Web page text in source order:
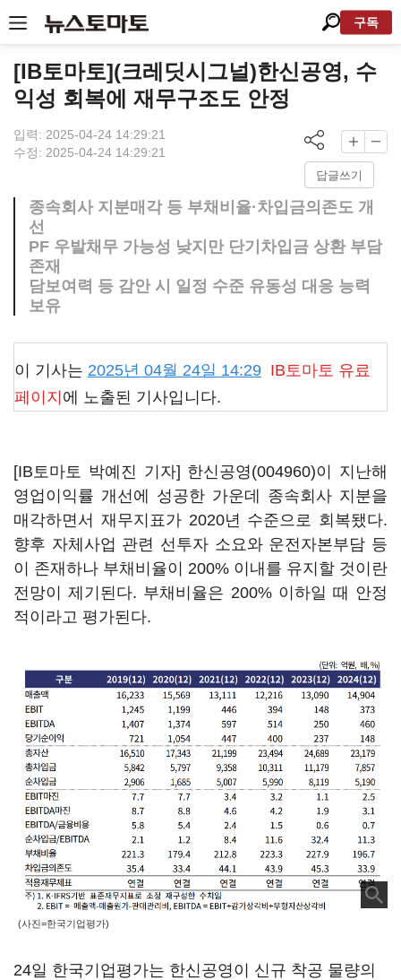
구독
[IB토마토](크레딧시그널)한신공영, 수
익성 회복에 재무구조도 안정
입력: 2025-04-24 14:29:21
수정: 2025-04-24 14:29:21
답글쓰기
종속회사 지분매각 등 부채비율·차입금의존도 개
선
PF 우발채무 가능성 낮지만 단기차입금 상환 부담
존재
담보여력 등 감안 시 일정 수준 유동성 대응 능력
보유
이 기사는 2025년 04월 24일 14:29 IB토마토 유료
페이지 에 노출된 기사입니다.
[IB토마토 박예진 기자] 한신공영(004960)이 지난해
영업이익률 개선에 성공한 가운데 종속회사 지분을
매각하면서 재무지표가 2020년 수준으로 회복됐다.
향후 자체사업 관련 선투자 소요와 운전자본부담 등
이 존재하나 부채비율이 200% 이내를 유지할 것이란
전망이 제기된다. 부채비율은 200% 이하일 때 안정
적이라고 평가된다.
(사진=한국기업평가)
24일 한국기업평가는 한신공영이 신규 착공 물량의